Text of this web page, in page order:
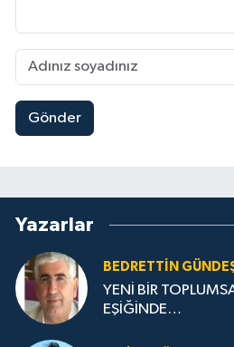
Gönder
Yazarlar
BEDRETTIN
YENİ BİR
EŞİĞİNDE…